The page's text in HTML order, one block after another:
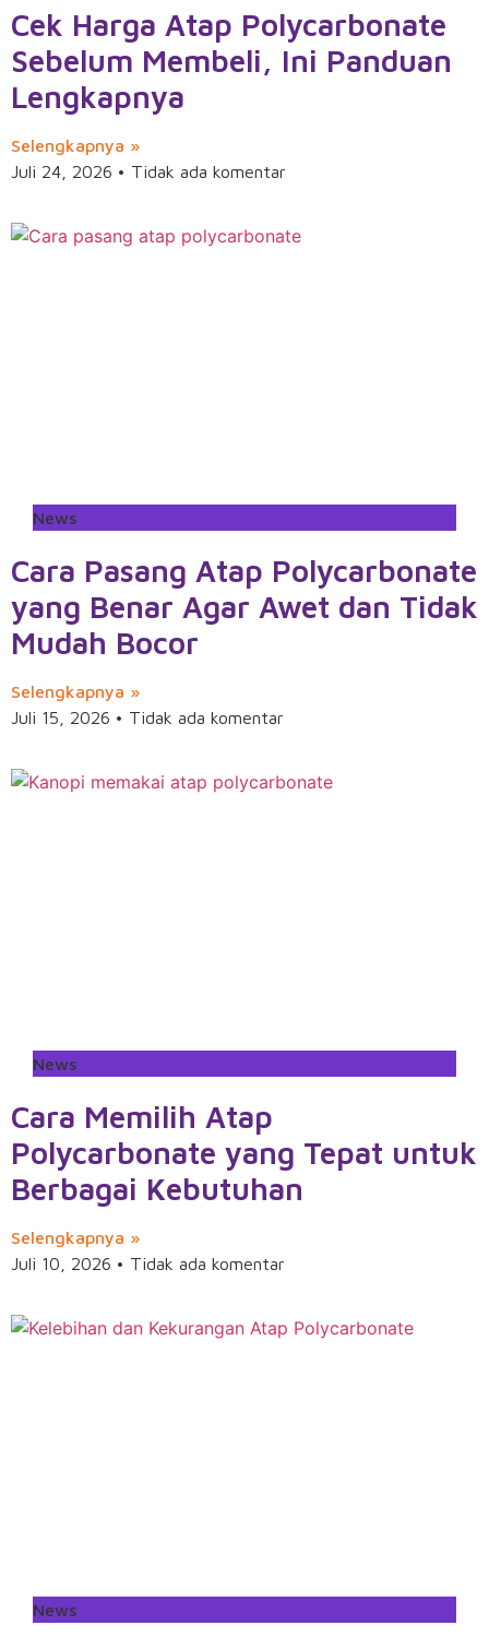
Cek Harga Atap Polycarbonate
Sebelum Membeli, Ini Panduan
Lengkapnya
Selengkapnya »
Juli 24, 2026
Tidak ada komentar
News
Cara Pasang Atap Polycarbonate
yang Benar Agar Awet dan Tidak
Mudah Bocor
Selengkapnya »
Juli 15, 2026
Tidak ada komentar
News
Cara Memilih Atap
Polycarbonate yang Tepat untuk
Berbagai Kebutuhan
Selengkapnya »
Juli 10, 2026
Tidak ada komentar
News